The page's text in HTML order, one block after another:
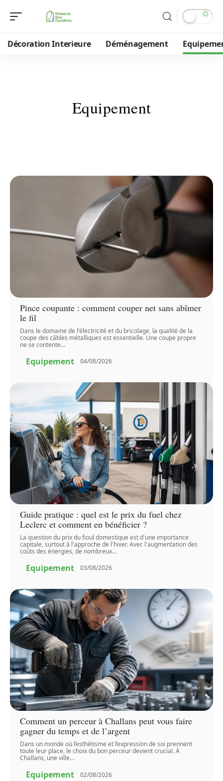
Décoration Interieure Déménagement
Equipement
Pince coupante : comment couper net sans abîmer
le fil
Dans le domaine de l'électricité et du bricolage, la qualité de la
coupe des câbles métalliques est essentielle. Une coupe propre
ne se contente…
Equipement 04/08/2026
Guide pratique : quel est le prix du fuel chez
Leclerc et comment en bénéficier ?
La question du prix du fioul domestique est d'une importance
capitale, surtout à l'approche de l'hiver. Avec l'augmentation des
coûts des énergies, de nombreux…
Equipement 03/08/2026
Comment un perceur à Challans peut vous faire
gagner du temps et de l’argent
Dans un monde où l’esthétisme et l’expression de soi prennent
toute leur place, le choix du bon perceur devient crucial. À
Challans, une ville…
Equipement 02/08/2026